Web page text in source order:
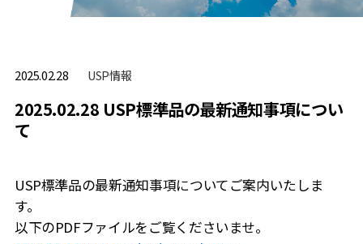
2025.02.28 USP情報
2025.02.28 USP標準品の最新通知事項につい
て
USP標準品の最新通知事項についてご案内いたしま
す。
以下のPDFファイルをご覧くださいませ。